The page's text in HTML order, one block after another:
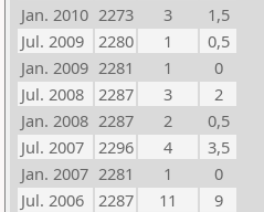
Jan. 2010 2273 3
1,5
Jul. 2009
2280 1
0,5
Jan. 2009 2281 1
0
Jul. 2008
2287 3
2
Jan. 2008 2287 2
0,5
Jul. 2007
2296 4
3,5
Jan. 2007 2281 1
0
Jul. 2006
2287 11
9